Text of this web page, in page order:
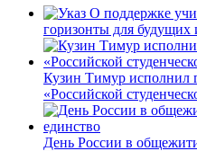
горизонты для будущих
Кузин Тимур исполнил
«Российской
День России в